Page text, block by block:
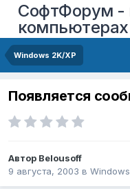
СофтФорум -
компьютерах
Windows 2K/XP
Появляется
Автор Belousoff
9 августа, 2003 в